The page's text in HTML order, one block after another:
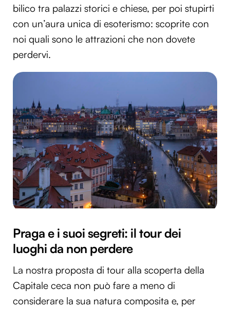
bilico tra palazzi storici e chiese, per poi stupirti
con un’aura unica di esoterismo: scoprite con
noi quali sono le attrazioni che non dovete
perdervi.
Praga e i suoi segreti: il tour dei
luoghi da non perdere
La nostra proposta di tour alla scoperta della
Capitale ceca non può fare a meno di
considerare la sua natura composita e, per